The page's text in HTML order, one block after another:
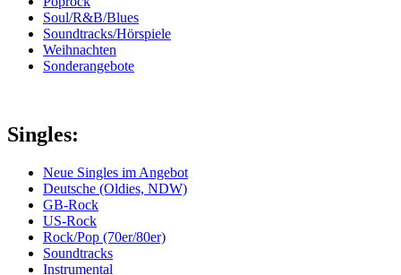
Soul/R&B/Blues
Soundtracks/Hörspiele
Weihnachten
Sonderangebote
Singles:
Neue Singles im Angebot
Deutsche (Oldies, NDW)
GB-Rock
US-Rock
Rock/Pop (70er/80er)
Soundtracks
Instrumental